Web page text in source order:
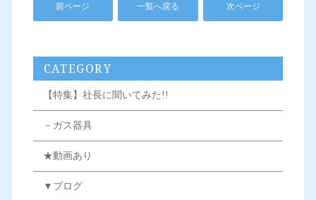
前ページ 一覧へ戻る 次ページ
CATEGORY
【特集】社長に聞いてみた!!
－ガス器具
★動画あり
▼ブログ